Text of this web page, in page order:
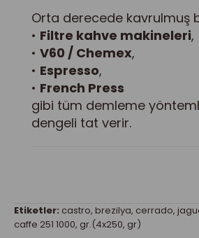
Orta derecede kavrulmuş
• Filtre kahve makineleri,
• V60 / Chemex,
• Espresso,
• French Press
gibi tüm demleme
dengeli tat verir.
Etiketler: castro, brezilya, cerrado,
caffe 251 1000, gr.(4x250, gr)